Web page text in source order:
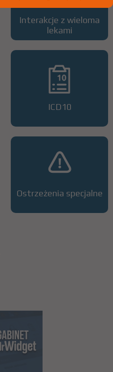
Interakcje z wieloma
lekami
ICD10
Ostrzeżenia specjalne